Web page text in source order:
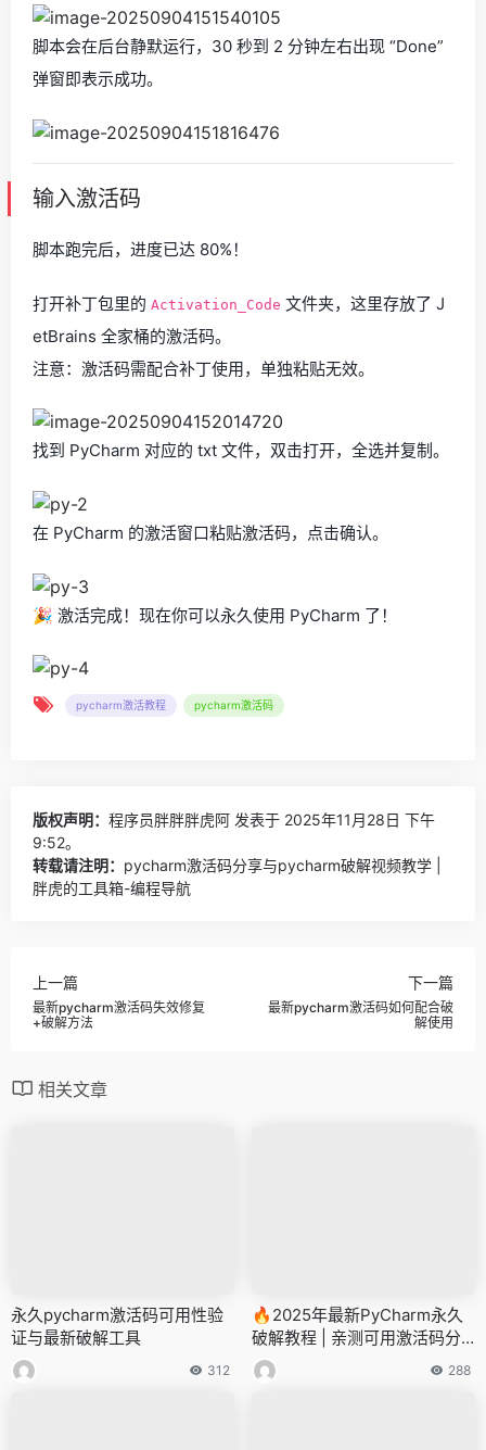
脚本会在后台静默运行，30 秒到 2 分钟左右出现 “Done”
弹窗即表示成功。
输入激活码
脚本跑完后，进度已达 80%！
打开补丁包里的 Activation_Code 文件夹，这里存放了 J
etBrains 全家桶的激活码。
注意：激活码需配合补丁使用，单独粘贴无效。
找到 PyCharm 对应的 txt 文件，双击打开，全选并复制。
在 PyCharm 的激活窗口粘贴激活码，点击确认。
🎉 激活完成！现在你可以永久使用 PyCharm 了！
pycharm激活教程 pycharm激活码
版权声明： 程序员胖胖胖虎阿 发表于 2025年11月28日 下午
9:52。
转载请注明： pycharm激活码分享与pycharm破解视频教学 |
胖虎的工具箱-编程导航
上一篇
最新pycharm激活码失效修复
+破解方法
下一篇
最新pycharm激活码如何配合破
解使用
相关文章
永久pycharm激活码可用性验
证与最新破解工具
312
🔥2025年最新PyCharm永久
破解教程 | 亲测可用激活码分
享🔥
288